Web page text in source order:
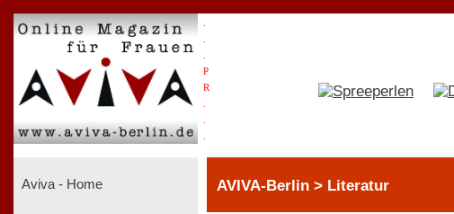
P
R
Aviva - Home AVIVA-Berlin > Literatur